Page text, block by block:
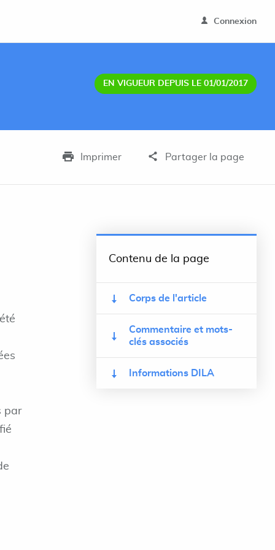
Connexion
EN VIGUEUR DEPUIS LE 01/01/2017
Imprimer Partager la page
par
Contenu de la page
Corps de l'article
Commentaire et mots-
clés associés
Informations DILA